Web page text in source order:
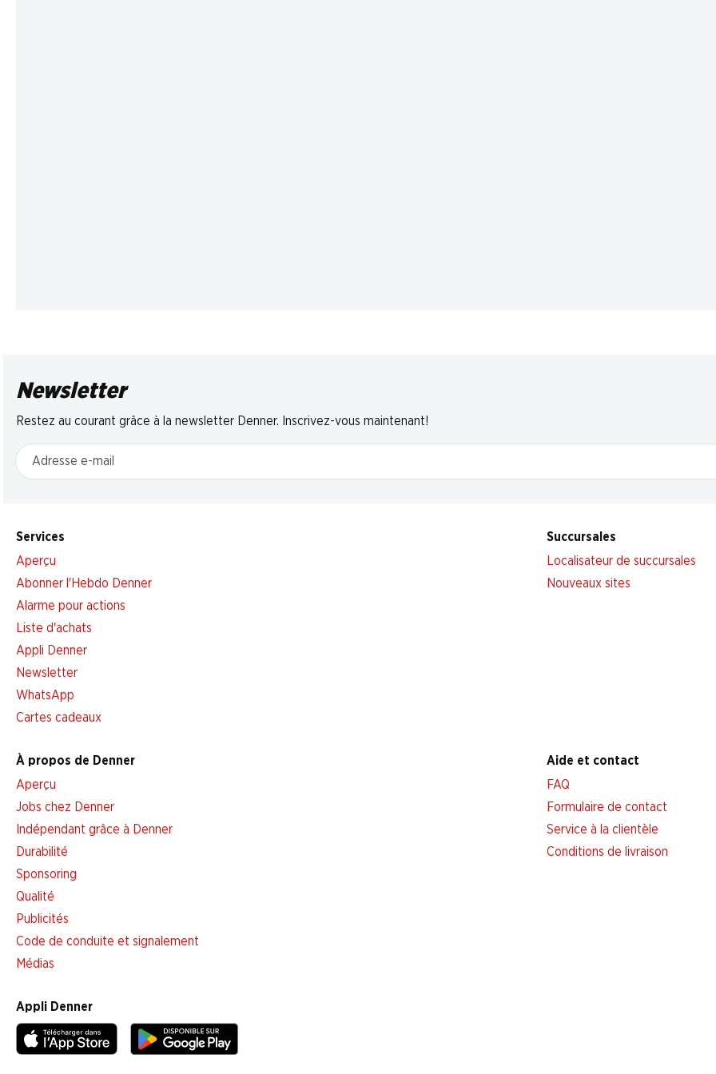
Newsletter
Restez au courant grâce à la newsletter Denner. Inscrivez-vous maintenant!
Adresse e-mail
Services
Aperçu
Abonner l'Hebdo Denner
Alarme pour actions
Liste d'achats
Appli Denner
Newsletter
WhatsApp
Cartes cadeaux
Succursales
Localisateur de succursales
Nouveaux sites
À propos de Denner
Aperçu
Jobs chez Denner
Indépendant grâce à Denner
Durabilité
Sponsoring
Qualité
Publicités
Code de conduite et signalement
Médias
Aide et contact
FAQ
Formulaire de contact
Service à la clientèle
Conditions de livraison
Appli Denner